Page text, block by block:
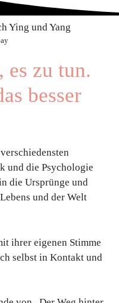
es zu tun.
besser
und die Psychologie
die Ursprünge und
und der Welt
ihrer eigenen Stimme
selbst in Kontakt und